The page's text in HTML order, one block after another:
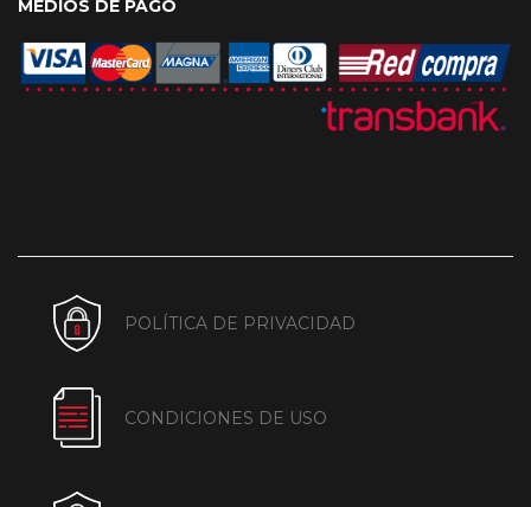
MEDIOS DE PAGO
POLÍTICA DE PRIVACIDAD
CONDICIONES DE USO